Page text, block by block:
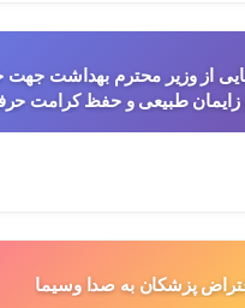
از وزیر محترم بهداشت جهت
زایمان طبیعی و حفظ کرامت
پزشكان به صدا وسيما